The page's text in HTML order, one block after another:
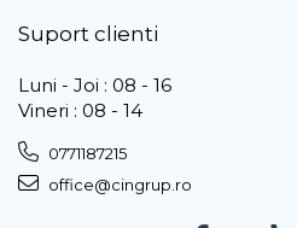
Suport clienti
Luni - Joi : 08 - 16
Vineri : 08 - 14
0771187215
office@cingrup.ro